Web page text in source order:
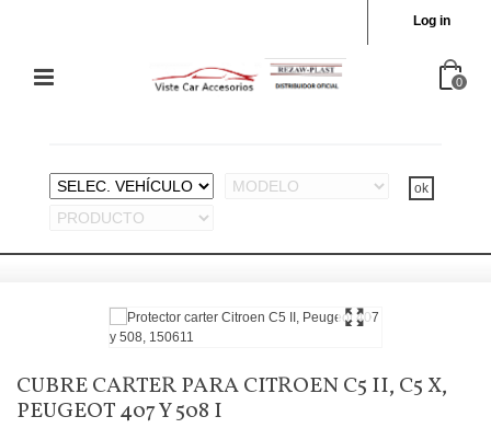
Log in
0
CUBRE CARTER PARA CITROEN C5 II, C5 X,
PEUGEOT 407 Y 508 I